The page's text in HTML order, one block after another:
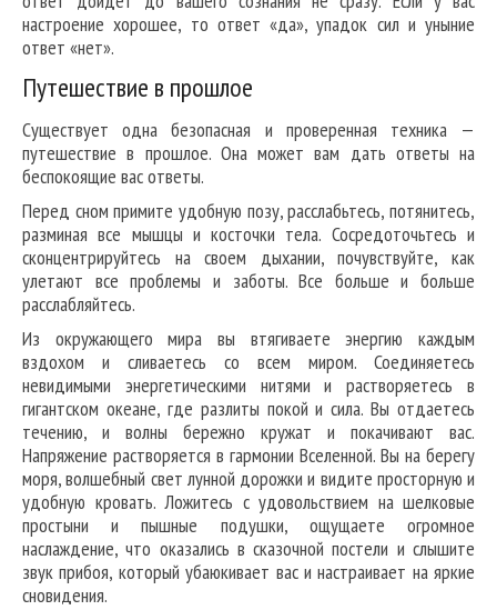
настроение хорошее, то ответ «да», упадок сил и уныние
ответ «нет».
Путешествие в прошлое
Существует одна безопасная и проверенная техника —
путешествие в прошлое. Она может вам дать ответы на
беспокоящие вас ответы.
Перед сном примите удобную позу, расслабьтесь, потянитесь,
разминая все мышцы и косточки тела. Сосредоточьтесь и
сконцентрируйтесь на своем дыхании, почувствуйте, как
улетают все проблемы и заботы. Все больше и больше
расслабляйтесь.
Из окружающего мира вы втягиваете энергию каждым
вздохом и сливаетесь со всем миром. Соединяетесь
невидимыми энергетическими нитями и растворяетесь в
гигантском океане, где разлиты покой и сила. Вы отдаетесь
течению, и волны бережно кружат и покачивают вас.
Напряжение растворяется в гармонии Вселенной. Вы на берегу
моря, волшебный свет лунной дорожки и видите просторную и
удобную кровать. Ложитесь с удовольствием на шелковые
простыни и пышные подушки, ощущаете огромное
наслаждение, что оказались в сказочной постели и слышите
звук прибоя, который убаюкивает вас и настраивает на яркие
сновидения.